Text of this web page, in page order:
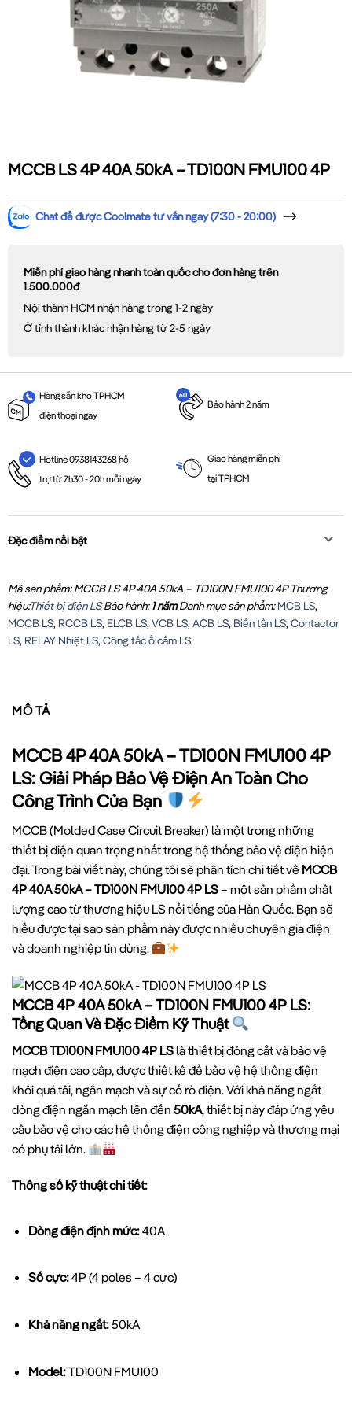
MCCB LS 4P 40A 50kA – TD100N FMU100 4P
Chat để được Coolmate tư vấn ngay (7:30 - 20:00)
Miễn phí giao hàng nhanh toàn quốc cho đơn hàng trên
1.500.000đ
Nội thành HCM nhận hàng trong 1-2 ngày
Ở tỉnh thành khác nhận hàng từ 2-5 ngày
Hàng sẵn kho TPHCM
điện thoại ngay
Bảo hành 2 năm
Hotline 0938143268 hỗ
trợ từ 7h30 - 20h mỗi ngày
Giao hàng miễn phí
tại TPHCM
Đặc điểm nổi bật
Mã sản phẩm: MCCB LS 4P 40A 50kA – TD100N FMU100 4PThương
hiệu:Thiết bị điện LS Bảo hành:1 nămDanh mục sản phẩm:MCB LS,
MCCB LS, RCCB LS, ELCB LS,VCB LS,ACB LS, Biến tần LS,Contactor
LS, RELAY Nhiệt LS,Công tắc ổ cắm LS
MÔ TẢ
MCCB 4P 40A 50kA – TD100N FMU100 4P
LS: Giải Pháp Bảo Vệ Điện An Toàn Cho
Công Trình Của Bạn
MCCB (Molded Case Circuit Breaker) là một trong những
thiết bị điện quan trọng nhất trong hệ thống bảo vệ điện hiện
đại. Trong bài viết này, chúng tôi sẽ phân tích chi tiết về MCCB
4P 40A 50kA – TD100N FMU100 4P LS– một sản phẩm chất
lượng cao từ thương hiệu LS nổi tiếng của Hàn Quốc. Bạn sẽ
hiểu được tại sao sản phẩm này được nhiều chuyên gia điện
và doanh nghiệp tin dùng.
MCCB 4P 40A 50kA – TD100N FMU100 4P LS:
Tổng Quan Và Đặc Điểm Kỹ Thuật
MCCB TD100N FMU100 4P LS là thiết bị đóng cắt và bảo vệ
mạch điện cao cấp, được thiết kế để bảo vệ hệ thống điện
khỏi quá tải, ngắn mạch và sự cố rò điện. Với khả năng ngắt
dòng điện ngắn mạch lên đến 50kA, thiết bị này đáp ứng yêu
cầu bảo vệ cho các hệ thống điện công nghiệp và thương mại
có phụ tải lớn.
Thông số kỹ thuật chi tiết:
Dòng điện định mức:40A
Số cực:4P (4 poles – 4 cực)
Khả năng ngắt:50kA
Model:TD100N FMU100